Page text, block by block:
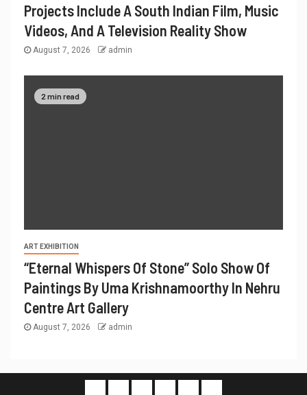
Projects Include A South Indian Film, Music
Videos, And A Television Reality Show
August 7, 2026 admin
2 min read
ART EXHIBITION
“Eternal Whispers Of Stone” Solo Show Of
Paintings By Uma Krishnamoorthy In Nehru
Centre Art Gallery
August 7, 2026 admin